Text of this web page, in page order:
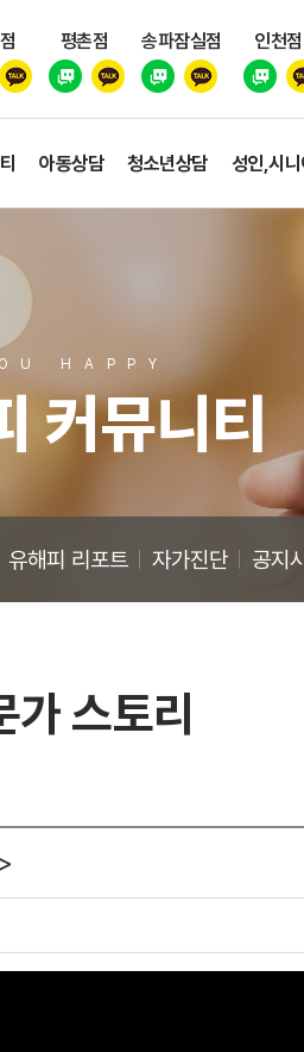
평촌점 송파잠실점 인천점
아동상담 청소년상담 성인,시
HAPPY
커뮤니티
유해피 리포트 자가진단 공지
가 스토리